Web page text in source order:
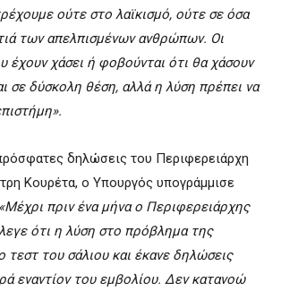
ούτε στο λαϊκισμό, ούτε σε όσα
των απελπισμένων ανθρώπων. Οι
έχουν χάσει ή φοβούνται ότι θα χάσουν
σε δύσκολη θέση, αλλά η λύση πρέπει να
δηλώσεις του Περιφερειάρχη
Κουρέτα, ο Υπουργός υπογράμμισε
«Μέχρι πριν ένα μήνα ο Περιφερειάρχης
ότι η λύση στο πρόβλημα της
τεστ του σάλιου και έκανε δηλώσεις
εναντίον του εμβολίου. Δεν κατανοώ